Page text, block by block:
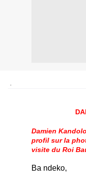
Damien
profil sur la
visite du Roi
Ba ndeko,